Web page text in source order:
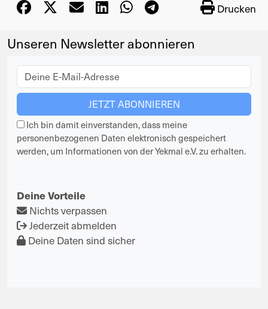
Drucken
Unseren Newsletter abonnieren
Ich bin damit einverstanden, dass meine
personenbezogenen Daten elektronisch gespeichert
werden, um Informationen von der Yekmal e.V. zu erhalten.
Deine Vorteile
Nichts verpassen
Jederzeit abmelden
Deine Daten sind sicher